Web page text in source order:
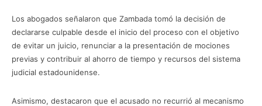
Los abogados señalaron que Zambada tomó la decisión de
declararse culpable desde el inicio del proceso con el objetivo
de evitar un juicio, renunciar a la presentación de mociones
previas y contribuir al ahorro de tiempo y recursos del sistema
judicial estadounidense.
Asimismo, destacaron que el acusado no recurrió al mecanismo